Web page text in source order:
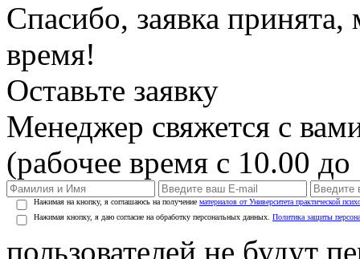
Спасибо, заявка
время!
Оставьте заявку
Менеджер свяжется с
(рабочее время с 10.00
Нажимая на кнопку, я соглашаюсь на получение материалов от Университета практической
Нажимая кнопку, я даю согласие на обработку персональных данных. Политика защиты
пользователей не будут